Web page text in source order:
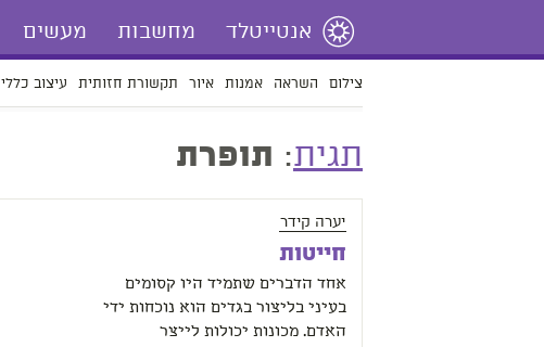
אנטייטלד מחשבות מעשים
צילום השראה אמנות איור תקשורת חזותית עיצוב כללי
תגית: תופרת
יערה קידר
חייטות
אחד הדברים שתמיד היו קסומים
בעיני בליצור בגדים הוא נוכחות ידי
האדם. מכונות יכולות לייצר